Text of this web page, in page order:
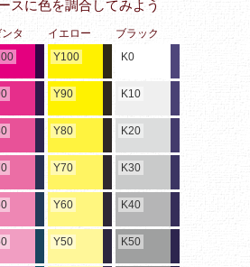
スに色を調合してみよう
タ
イエロー
Y100
Y90
Y80
Y70
Y60
Y50
ブラック
K0
K10
K20
K30
K40
K50